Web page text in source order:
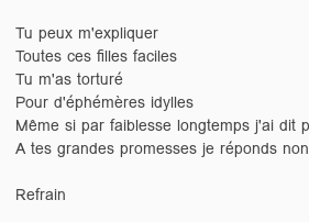
Tu peux m'expliquer
Toutes ces filles faciles
Tu m'as torturé
Pour d'éphémères idylles
Même si par faiblesse longtemps j'ai dit
A tes grandes promesses je réponds non
Refrain